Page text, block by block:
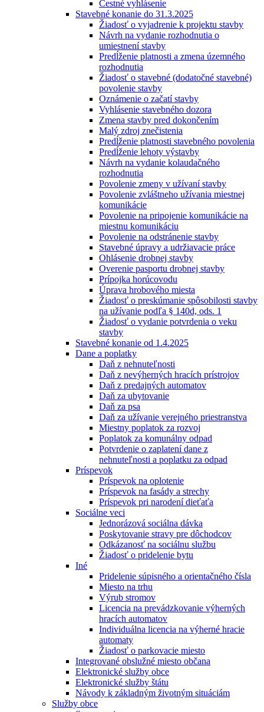
Čestné vyhlásenie
Stavebné konanie do 31.3.2025
Žiadosť o vyjadrenie k projektu stavby
Návrh na vydanie rozhodnutia o
umiestnení stavby
Predĺženie platnosti a zmena územného
rozhodnutia
Žiadosť o stavebné (dodatočné stavebné)
povolenie stavby
Oznámenie o začatí stavby
Vyhlásenie stavebného dozora
Zmena stavby pred dokončením
Malý zdroj znečistenia
Predĺženie platnosti stavebného povolenia
Predĺženie lehoty výstavby
Návrh na vydanie kolaudačného
rozhodnutia
Povolenie zmeny v užívaní stavby
Povolenie zvláštneho užívania miestnej
komunikácie
Povolenie na pripojenie komunikácie na
miestnu komunikáciu
Povolenie na odstránenie stavby
Stavebné úpravy a udržiavacie práce
Ohlásenie drobnej stavby
Overenie pasportu drobnej stavby
Prípojka horúcovodu
Úprava hrobového miesta
Žiadosť o preskúmanie spôsobilosti stavby
na užívanie podľa § 140d, ods. 1
Žiadosť o vydanie potvrdenia o veku
stavby
Stavebné konanie od 1.4.2025
Dane a poplatky
Daň z nehnuteľnosti
Daň z nevýherných hracích prístrojov
Daň z predajných automatov
Daň za ubytovanie
Daň za psa
Daň za užívanie verejného priestranstva
Miestny poplatok za rozvoj
Poplatok za komunálny odpad
Potvrdenie o zaplatení dane z
nehnuteľnosti a poplatku za odpad
Príspevok
Príspevok na oplotenie
Príspevok na fasády a strechy
Príspevok pri narodení dieťaťa
Sociálne veci
Jednorázová sociálna dávka
Poskytovanie stravy pre dôchodcov
Odkázanosť na sociálnu službu
Žiadosť o pridelenie bytu
Iné
Pridelenie súpisného a orientačného čísla
Miesto na trhu
Výrub stromov
Licencia na prevádzkovanie výherných
hracích automatov
Individuálna licencia na výherné hracie
automaty
Žiadosť o parkovacie miesto
Integrované obslužné miesto občana
Elektronické služby obce
Elektronické služby štátu
Návody k základným životným situáciám
Služby obce